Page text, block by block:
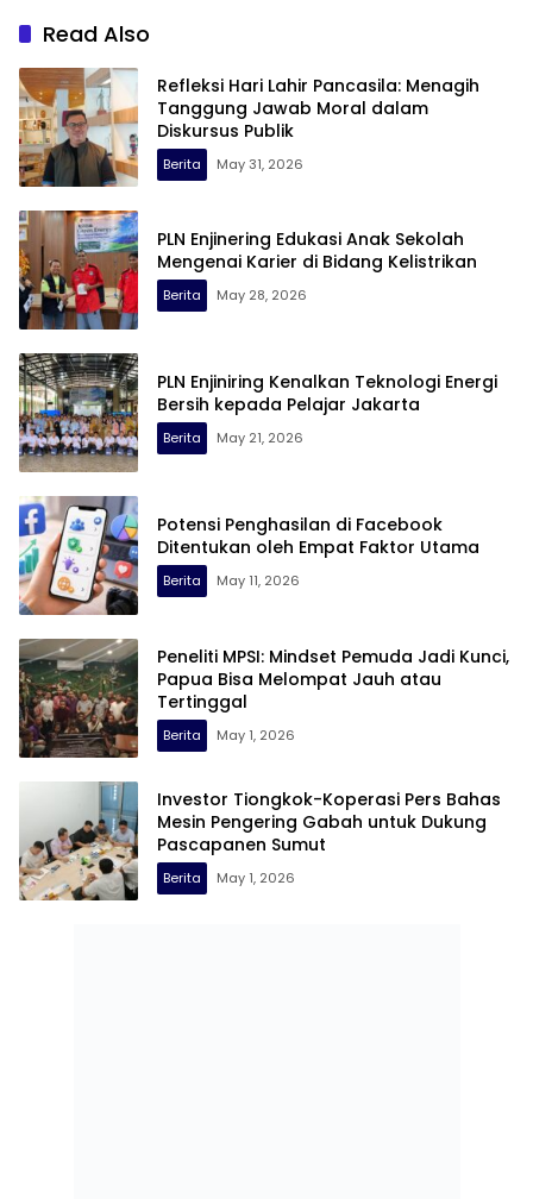
Read Also
Refleksi Hari Lahir Pancasila: Menagih
Tanggung Jawab Moral dalam
Diskursus Publik
Berita May 31, 2026
PLN Enjinering Edukasi Anak Sekolah
Mengenai Karier di Bidang Kelistrikan
Berita May 28, 2026
PLN Enjiniring Kenalkan Teknologi Energi
Bersih kepada Pelajar Jakarta
Berita May 21, 2026
Potensi Penghasilan di Facebook
Ditentukan oleh Empat Faktor Utama
Berita May 11, 2026
Peneliti MPSI: Mindset Pemuda Jadi Kunci,
Papua Bisa Melompat Jauh atau
Tertinggal
Berita May 1, 2026
Investor Tiongkok-Koperasi Pers Bahas
Mesin Pengering Gabah untuk Dukung
Pascapanen Sumut
Berita May 1, 2026